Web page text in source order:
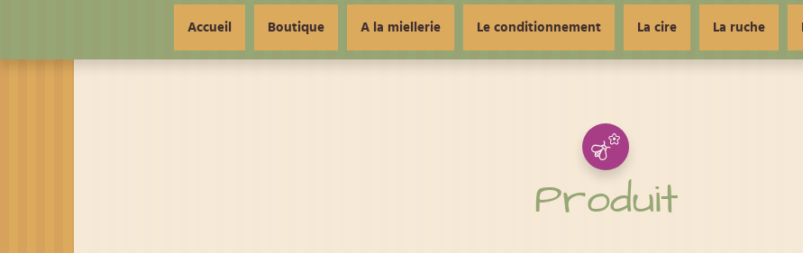
Produit
Accueil Boutique A la miellerie Le conditionnement La cire La ruche